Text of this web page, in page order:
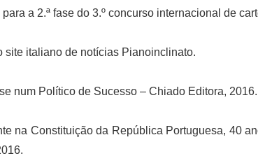
a 2.ª fase do 3.º concurso internacional de
site italiano de notícias Pianoinclinato.
num Político de Sucesso – Chiado Editora, 2016.
na Constituição da República Portuguesa, 40